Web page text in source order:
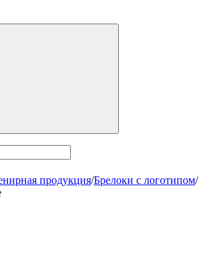
продукция/Брелоки с логотипом/